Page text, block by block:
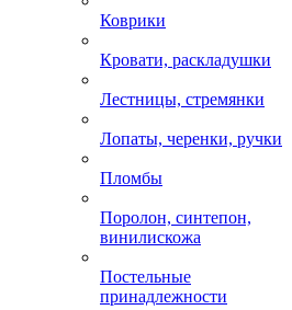
Коврики
Кровати, раскладушки
Лестницы, стремянки
Лопаты, черенки, ручки
Пломбы
Поролон, синтепон,
винилискожа
Постельные
принадлежности